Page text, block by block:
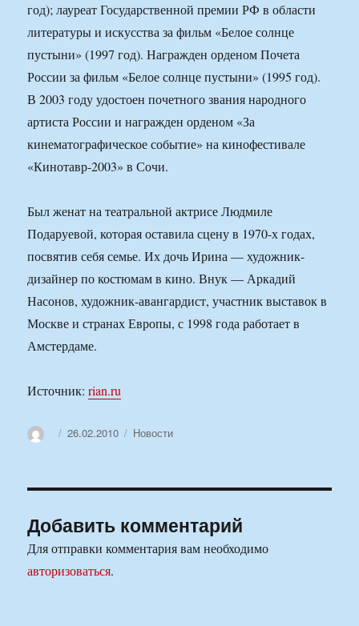
год); лауреат Государственной премии РФ в области
литературы и искусства за фильм «Белое солнце
пустыни» (1997 год). Награжден орденом Почета
России за фильм «Белое солнце пустыни» (1995 год).
В 2003 году удостоен почетного звания народного
артиста России и награжден орденом «За
кинематографическое событие» на кинофестивале
«Кинотавр-2003» в Сочи.
Был женат на театральной актрисе Людмиле
Подаруевой, которая оставила сцену в 1970-х годах,
посвятив себя семье. Их дочь Ирина — художник-
дизайнер по костюмам в кино. Внук — Аркадий
Насонов, художник-авангардист, участник выставок в
Москве и странах Европы, с 1998 года работает в
Амстердаме.
Источник:rian.ru
АвторОпубликовано
26.02.2010 Рубрики
Новости
Добавить комментарий
Для отправки комментария вам необходимо
авторизоваться.